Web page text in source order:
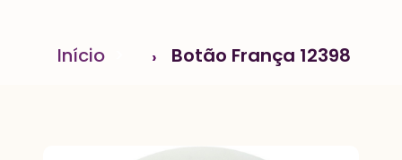
Início> Botão França 12398